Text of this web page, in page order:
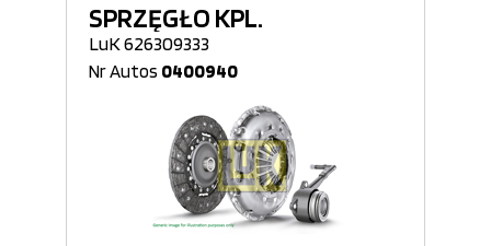
SPRZĘGŁO KPL.
LuK 626309333
Nr Autos 0400940